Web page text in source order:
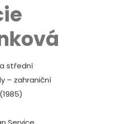
střední
– zahraniční